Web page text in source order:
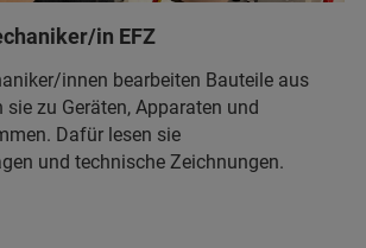
in EFZ
innen bearbeiten Bauteile aus
zu Geräten, Apparaten und
Dafür lesen sie
und technische Zeichnungen.